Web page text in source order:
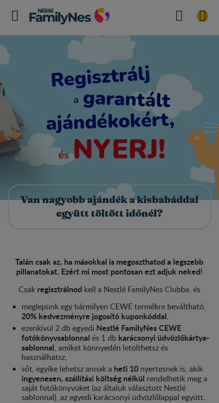
Van nagyobb ajándék a kisbabáddal
együtt töltött időnél?
Talán csak az, ha másokkal is megoszthatod a legszebb
pillanatokat. Ezért mi most pontosan ezt adjuk neked!
Csak regisztrálnod kell a Nestlé FamilyNes Clubba, és
meglepünk egy bármilyen CEWE termékre beváltható,
20% kedvezményre jogosító kuponkóddal,
ezenkívül 2 db egyedi Nestlé FamilyNes CEWE
fotókönyvsablonnal és 1 db karácsonyi üdvözlőkártya-
sablonnal, amiket könnyedén letölthetsz és
használhatsz,
sőt, egyike lehetsz annak a heti 10 nyertesnek is, akik
ingyenesen, szállítási költség nélkül rendelhetik meg a
saját fotókönyvüket (az általuk választott Nestlé
sablonnal), az egyedi karácsonyi üdvözlőlappal együtt.